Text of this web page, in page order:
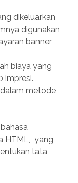
dikeluarkan
digunakan
banner
biaya yang
impresi.
metode
HTML, yang
tata